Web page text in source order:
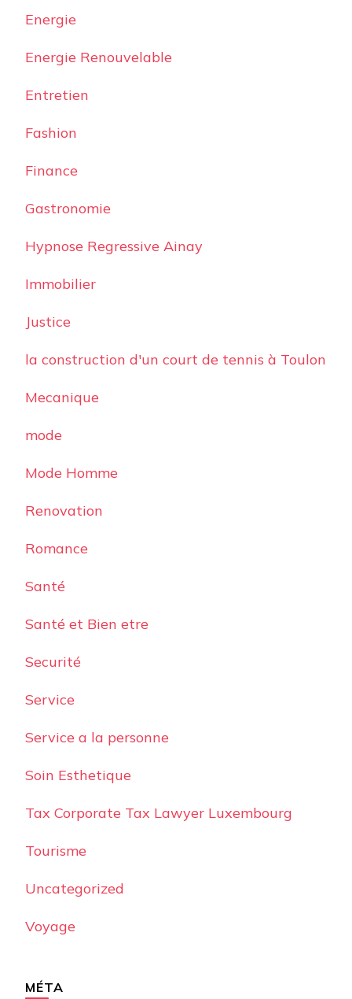
Energie
Energie Renouvelable
Entretien
Fashion
Finance
Gastronomie
Hypnose Regressive Ainay
Immobilier
Justice
la construction d'un court de tennis à Toulon
Mecanique
mode
Mode Homme
Renovation
Romance
Santé
Santé et Bien etre
Securité
Service
Service a la personne
Soin Esthetique
Tax Corporate Tax Lawyer Luxembourg
Tourisme
Uncategorized
Voyage
MÉTA